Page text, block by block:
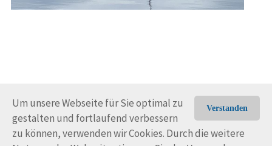
Verstanden
Um unsere Webseite für Sie optimal zu
gestalten und fortlaufend verbessern
zu können, verwenden wir Cookies. Durch die weitere
© Trans-Ocean e.V. 2010-2026 Impressum
Nutzungsbedingungen
Rechtliche Hinweise